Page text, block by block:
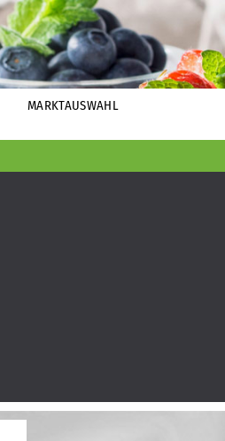
MARKTAUSWAHL